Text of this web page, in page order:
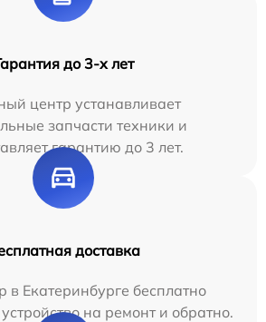
до 3-х лет
центр устанавливает
запчасти техники и
гарантию до 3 лет.
доставка
в Екатеринбурге бесплатно
на ремонт и обратно.